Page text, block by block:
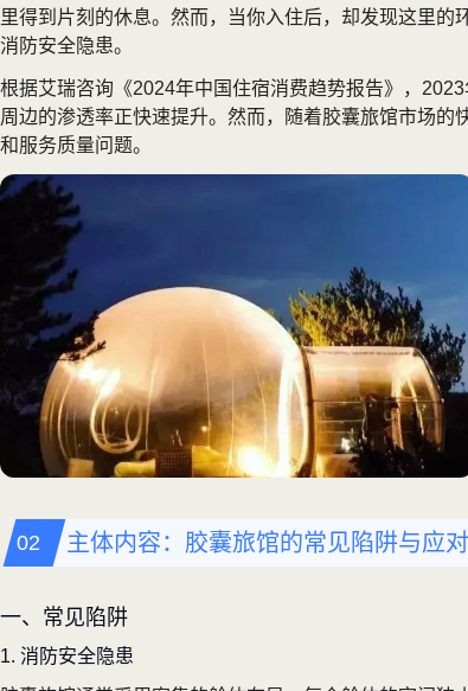
里得到片刻的休息。然而，当你入住后，却发现这里
消防安全隐患。
根据艾瑞咨询《2024年中国住宿消费趋势报告》，
周边的渗透率正快速提升。然而，随着胶囊旅馆市场
和服务质量问题。
主体内容：胶囊旅馆的常见陷阱与应
一、常见陷阱
1. 消防安全隐患